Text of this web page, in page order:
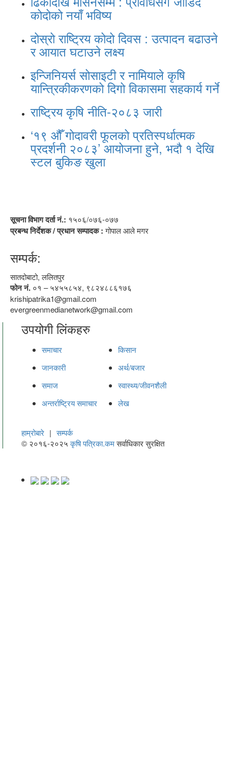
कोदोको नयाँ भविष्य
दोस्रो राष्ट्रिय कोदो दिवस : उत्पादन बढाउने
र आयात घटाउने लक्ष्य
इन्जिनियर्स सोसाइटी र नामियाले कृषि
यान्त्रिकीकरणको दिगो विकासमा सहकार्य गर्ने
राष्ट्रिय कृषि नीति-२०८३ जारी
‘१९ औँ गोदावरी फूलको प्रतिस्पर्धात्मक
प्रदर्शनी २०८३’ आयोजना हुने, भदौ १ देखि
स्टल बुकिङ खुला
सूचना विभाग दर्ता नं.: १५०६/०७६-०७७
प्रबन्ध निर्देशक / प्रधान सम्पादक :गोपाल आले मगर
सम्पर्क:
सातदोबाटो, ललितपुर
फोन नं. ०१ – ५४५५८५४, ९८२४८८६१७६
krishipatrika1@gmail.com
evergreenmedianetwork@gmail.com
उपयोगी लिंकहरु
समाचार
किसान
जानकारी
अर्थ/बजार
समाज
स्वास्थ्य/जीवनशैली
अन्तर्राष्ट्रिय समाचार
लेख
हाम्रोबारे | सम्पर्क
© २०१६-२०२५कृषि पत्रिका.कमसर्वाधिकार सुरक्षित